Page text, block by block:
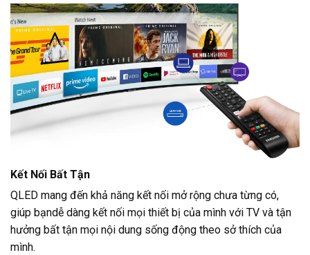
Kết Nối Bất Tận
QLED mang đến khả năng kết nối mở rộng chưa từng có,
giúp bạndễ dàng kết nối mọi thiết bị của mình với TV và tận
hưởng bất tận mọi nội dung sống động theo sở thích của
mình.